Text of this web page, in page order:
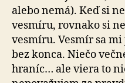
alebo nemá). Keď si
vesmíru, rovnako si
vesmíru. Vesmír sa
bez konca. Niečo
hraníc… ale viera to